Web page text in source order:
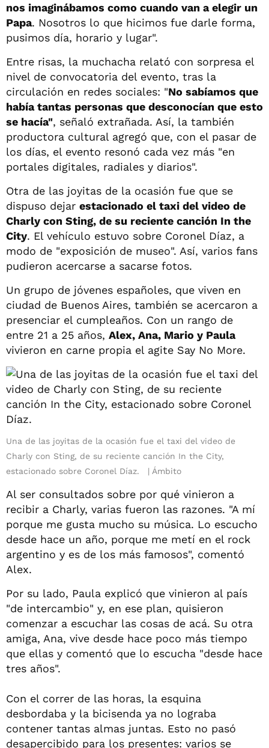
nos imaginábamos como cuando van a elegir un
Papa. Nosotros lo que hicimos fue darle forma,
pusimos día, horario y lugar".
Entre risas, la muchacha relató con sorpresa el
nivel de convocatoria del evento, tras la
circulación en redes sociales: "No sabíamos que
había tantas personas que desconocían que esto
se hacía", señaló extrañada. Así, la también
productora cultural agregó que, con el pasar de
los días, el evento resonó cada vez más "en
portales digitales, radiales y diarios".
Otra de las joyitas de la ocasión fue que se
dispuso dejar estacionado el taxi del video de
Charly con Sting, de su reciente canción In the
City. El vehículo estuvo sobre Coronel Díaz, a
modo de "exposición de museo". Así, varios fans
pudieron acercarse a sacarse fotos.
Un grupo de jóvenes españoles, que viven en
ciudad de Buenos Aires, también se acercaron a
presenciar el cumpleaños. Con un rango de
entre 21 a 25 años, Alex, Ana, Mario y Paula
vivieron en carne propia el agite Say No More.
Una de las joyitas de la ocasión fue el taxi del video de
Charly con Sting, de su reciente canción In the City,
estacionado sobre Coronel Díaz.
Ámbito
Al ser consultados sobre por qué vinieron a
recibir a Charly, varias fueron las razones. "A mí
porque me gusta mucho su música. Lo escucho
desde hace un año, porque me metí en el rock
argentino y es de los más famosos", comentó
Alex.
Por su lado, Paula explicó que vinieron al país
"de intercambio" y, en ese plan, quisieron
comenzar a escuchar las cosas de acá. Su otra
amiga, Ana, vive desde hace poco más tiempo
que ellas y comentó que lo escucha "desde hace
tres años".
Con el correr de las horas, la esquina
desbordaba y la bicisenda ya no lograba
contener tantas almas juntas. Esto no pasó
desapercibido para los presentes: varios se